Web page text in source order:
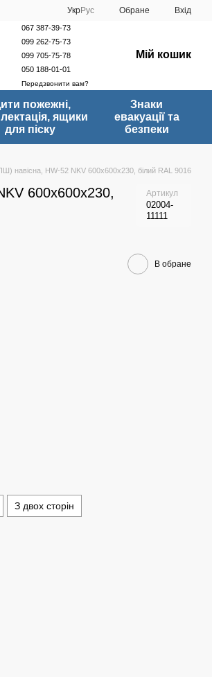
УкрРус Обране Вхід
067 387-39-73
099 262-75-73
099 705-75-78
050 188-01-01
Передзвонити вам?
Мій кошик
пожежні,
ящики
для піску
Знаки
евакуації та
безпеки
навісна, HW-52 NKV 600х600х230, білий RAL 9016
600х600х230,
Артикул
02004-
11111
В обране
З двох сторін